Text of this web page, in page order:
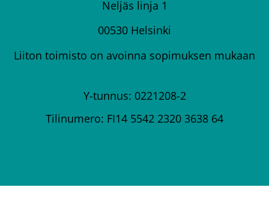
Neljäs linja 1
00530 Helsinki
Liiton toimisto on avoinna sopimuksen mukaan
Y-tunnus: 0221208-2
Tilinumero: FI14 5542 2320 3638 64